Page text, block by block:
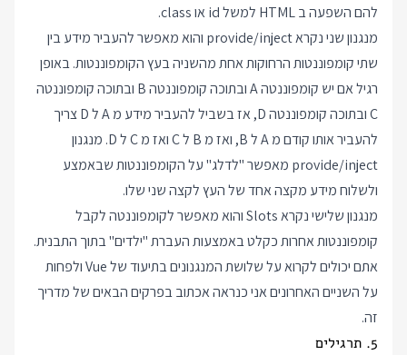
להם השפעה ב HTML למשל id או class.
מנגנון שני נקרא provide/inject והוא מאפשר להעביר מידע בין
שתי קומפוננטות הרחוקות אחת מהשניה בעץ הקומפוננטות. באופן
רגיל אם יש קומפוננטה A ובתוכה קומפוננטה B ובתוכה קומפוננטה
C ובתוכה קומפוננטה D, אז בשביל להעביר מידע מ A ל D צריך
להעביר אותו קודם מ A ל B, ואז מ B ל C ואז מ C ל D. מנגנון
provide/inject מאפשר "לדלג" על הקומפוננטות שבאמצע
ולשלוח מידע מקצה אחד של העץ לקצה שני שלו.
מנגנון שלישי נקרא Slots והוא מאפשר לקומפוננטה לקבל
קומפוננטות אחרות כקלט באמצעות העברת "ילדים" בתוך התבנית.
אתם יכולים לקרוא על שלושת המנגנונים בתיעוד של Vue ולפחות
על השניים האחרונים אני כנראה אכתוב בפרקים הבאים של מדריך
זה.
5. תרגילים